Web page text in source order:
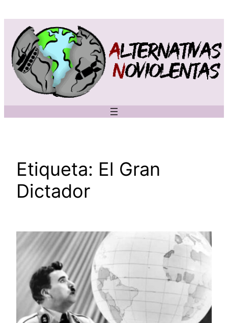
contenido
Etiqueta: El Gran
Dictador